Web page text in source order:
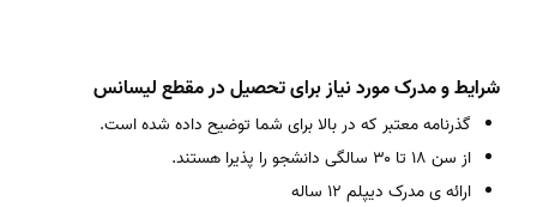
شرایط و مدرک مورد نیاز برای تحصیل در مقطع لیسانس
گذرنامه معتبر که در بالا برای شما توضیح داده شده است.
از سن ۱۸ تا ۳۰ سالگی دانشجو را پذیرا هستند.
ارائه ی مدرک دیپلم ۱۲ ساله